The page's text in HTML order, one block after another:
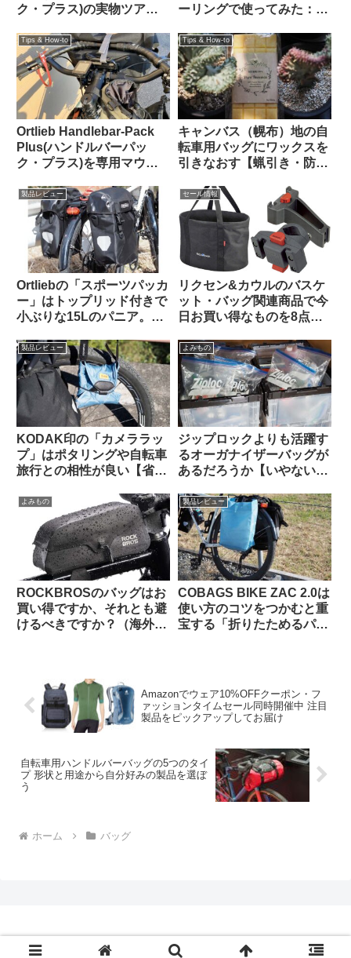
ク・プラス)の実物ツア
みよう
ーリングで使ってみた：機
あり使っていて気持ちが良
い
Tips & How-to
Ortlieb Handlebar-Pack
Plus(ハンドルバーパッ
ク・プラス)を専用マウン
クに置いてみた
Tips & How-to
キャンバス（幌布）地の自
転車用バッグにワックスを
引きなおす【蝋引き・防水
製品レビュー
Ortliebの「スポーツパッカ
ー」はトップリッド付きで
小ぶりな15Lのパニア。ど
い方に向いている？
セール情報
リクセン&カウルのバスケ
ット・バッグ関連商品で今
日お買い得なものを8点ご
製品レビュー
KODAK印の「カメララッ
プ」はポタリングや自転車
旅行との相性が良い【省ス
水】
よみもの
ジップロックよりも活躍す
るオーガナイザーバッグが
あるだろうか【いやない・
よみもの
ROCKBROSのバッグはお
買い得ですか、それとも避
けるべきですか？（海外掲
製品レビュー
COBAGS BIKE ZAC 2.0は
使い方のコツをつかむと重
宝する「折りたためるパニ
Amazonでウェア10%OFFクーポン・フ
ァッションタイムセール同時開催中 注目
製品をピックアップしてお届け
自転車用ハンドルバーバッグの5つのタイ
プ 形状と用途から自分好みの製品を選ぼ
う
ホーム バッグ
Copyright © 2009-2026 CBN Blog All Rights Reserved.